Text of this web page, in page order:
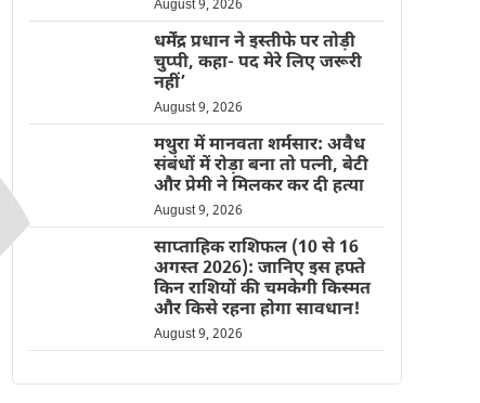
August 9, 2026
धर्मेंद्र प्रधान ने इस्तीफे पर तोड़ी
चुप्पी, कहा- पद मेरे लिए जरूरी
नहीं’
August 9, 2026
मथुरा में मानवता शर्मसार: अवैध
संबंधों में रोड़ा बना तो पत्नी, बेटी
और प्रेमी ने मिलकर कर दी हत्या
August 9, 2026
साप्ताहिक राशिफल (10 से 16
अगस्त 2026): जानिए इस हफ्ते
किन राशियों की चमकेगी किस्मत
और किसे रहना होगा सावधान!
August 9, 2026